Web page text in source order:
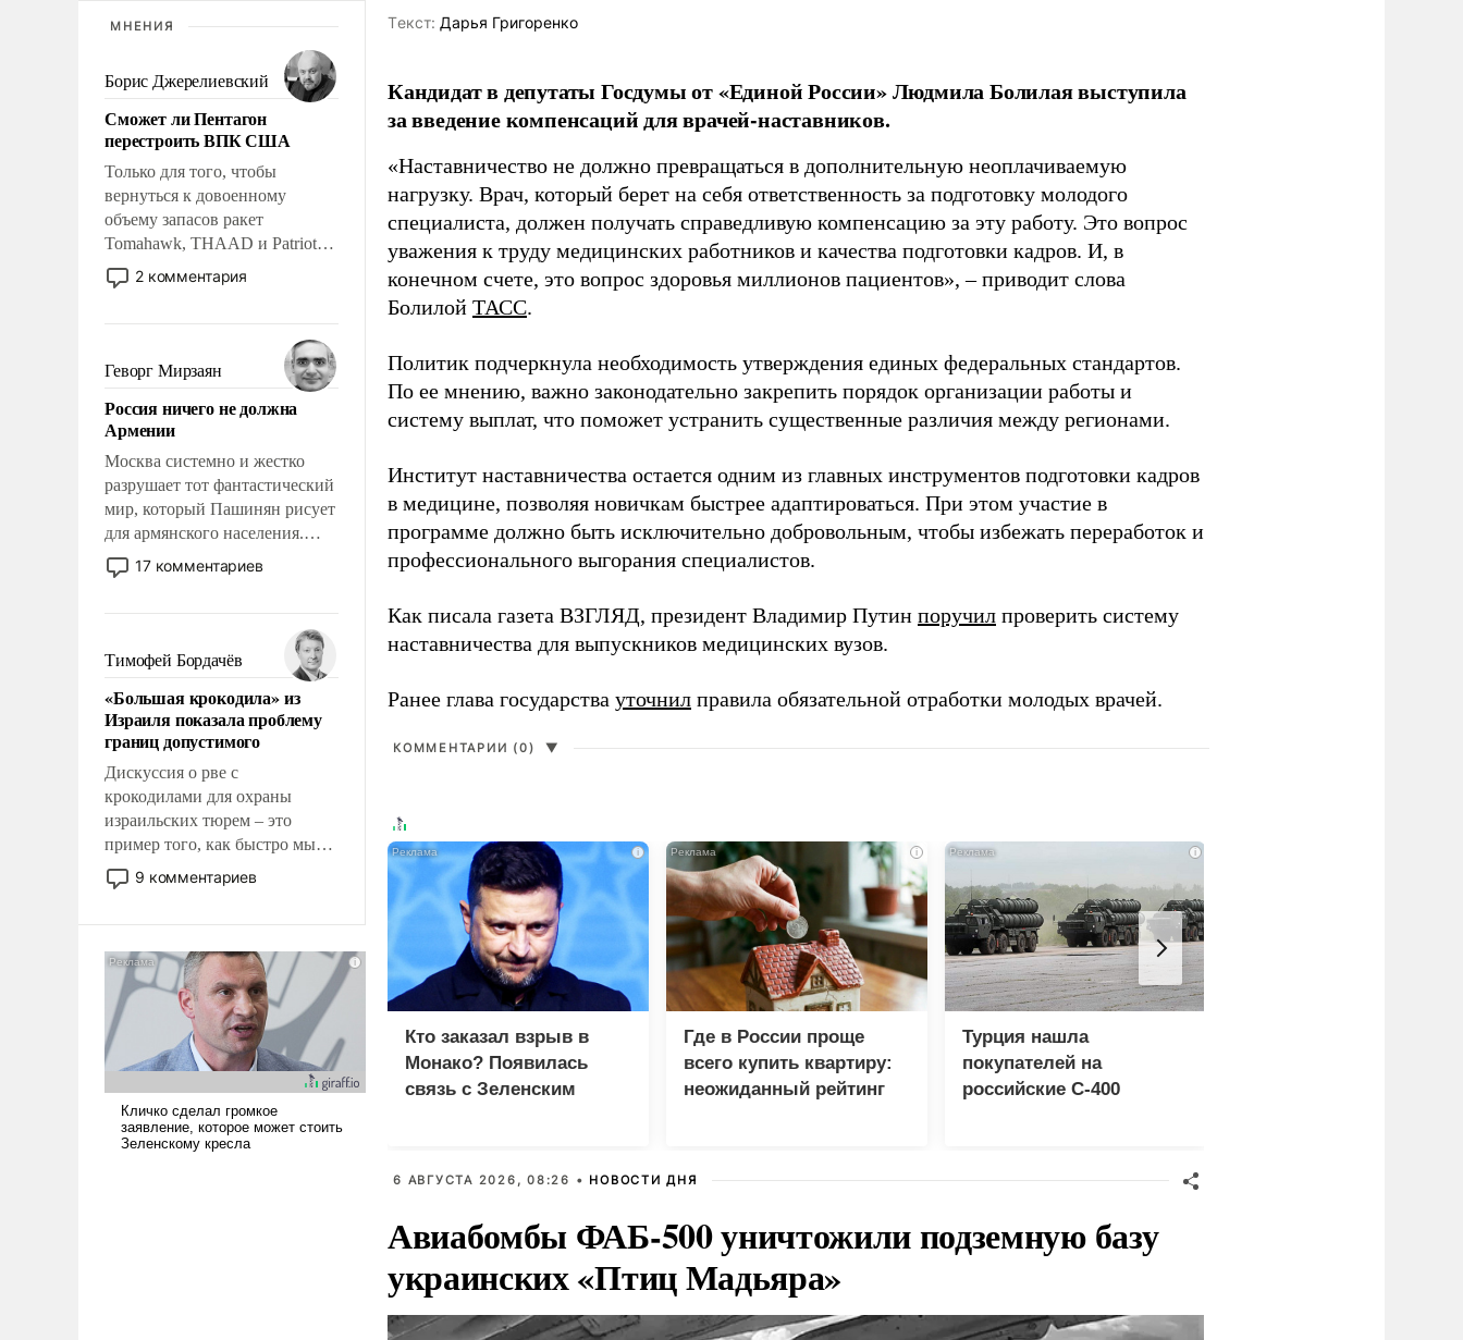
МНЕНИЯ
Борис Джерелиевский
Сможет ли Пентагон
перестроить ВПК США
Только для того, чтобы
вернуться к довоенному
объему запасов ракет
Tomahawk, THAAD и Patriot
США потребуется более трех
лет. Даже небольшая война с
Сложившаяся ситуация
означает многолетний период
уязвимости США, например,
перед Китаем.
2 комментария
Геворг Мирзаян
Россия ничего не должна
Армении
Москва системно и жестко
разрушает тот фантастический
мир, который Пашинян рисует
для армянского населения.
Мир, где политические
прожекты будут безусловно
налогоплательщиков и где
Еревану за свои поступки не
нужно отвечать.
17 комментариев
Тимофей Бордачёв
«Большая крокодила» из
Израиля показала проблему
границ допустимого
Дискуссия о рве с
крокодилами для охраны
израильских тюрем – это
пример того, как быстро мы
двигаемся по пути
революционных изменений.
псевдонаучной фантастики,
стало всерьез обсуждаемой
идеей.
9 комментариев
Tекст: Дарья Григоренко
Кандидат в депутаты Госдумы от «Единой России» Людмила Болилая выступила
за введение компенсаций для врачей-наставников.
«Наставничество не должно превращаться в дополнительную неоплачиваемую
нагрузку. Врач, который берет на себя ответственность за подготовку молодого
специалиста, должен получать справедливую компенсацию за эту работу. Это вопрос
уважения к труду медицинских работников и качества подготовки кадров. И, в
конечном счете, это вопрос здоровья миллионов пациентов», – приводит слова
Болилой ТАСС.
Политик подчеркнула необходимость утверждения единых федеральных стандартов.
По ее мнению, важно законодательно закрепить порядок организации работы и
систему выплат, что поможет устранить существенные различия между регионами.
Институт наставничества остается одним из главных инструментов подготовки кадров
в медицине, позволяя новичкам быстрее адаптироваться. При этом участие в
программе должно быть исключительно добровольным, чтобы избежать переработок и
профессионального выгорания специалистов.
Как писала газета ВЗГЛЯД, президент Владимир Путин поручил проверить систему
наставничества для выпускников медицинских вузов.
Ранее глава государства уточнил правила обязательной отработки молодых врачей.
КОММЕНТАРИИ (0) ▼
i
Кто заказал взрыв в
Монако? Появилась
связь с Зеленским
i
Где в России проще
всего купить квартиру:
неожиданный рейтинг
i
Турция нашла
покупателей на
российские C-400
6 АВГУСТА 2026, 08:26 • НОВОСТИ ДНЯ
Авиабомбы ФАБ-500 уничтожили подземную базу
украинских «Птиц Мадьяра»